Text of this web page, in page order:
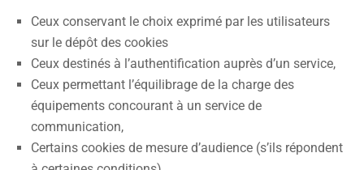
Ceux conservant le choix exprimé par les utilisateurs
sur le dépôt des cookies
Ceux destinés à l’authentification auprès d’un service,
Ceux permettant l’équilibrage de la charge des
équipements concourant à un service de
communication,
Certains cookies de mesure d’audience (s’ils répondent